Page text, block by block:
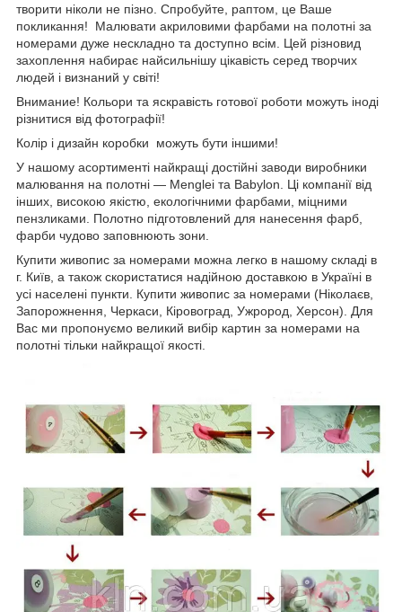
творити ніколи не пізно. Спробуйте, раптом, це Ваше
покликання! Малювати акриловими фарбами на полотні за
номерами дуже нескладно та доступно всім. Цей різновид
захоплення набирає найсильнішу цікавість серед творчих
людей і визнаний у світі!
Внимание! Кольори та яскравість готової роботи можуть іноді
різнитися від фотографії!
Колір і дизайн коробки можуть бути іншими!
У нашому асортименті найкращі достійні заводи виробники
малювання на полотні — Menglei та Babylon. Ці компанії від
інших, високою якістю, екологічними фарбами, міцними
пензликами. Полотно підготовлений для нанесення фарб,
фарби чудово заповнюють зони.
Купити живопис за номерами можна легко в нашому складі в
г. Київ, а також скористатися надійною доставкою в Україні в
усі населені пункти. Купити живопис за номерами (Ніколаєв,
Запорожнення, Черкаси, Кіровоград, Ужрород, Херсон). Для
Вас ми пропонуємо великий вибір картин за номерами на
полотні тільки найкращої якості.